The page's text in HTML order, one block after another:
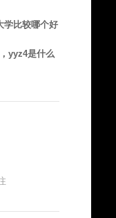
学比较哪个好
yyz4是什么